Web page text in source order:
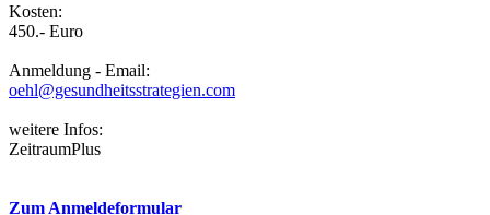
Kosten:
450.- Euro
Anmeldung - Email:
oehl@gesundheitsstrategien.com
weitere Infos:
ZeitraumPlus
Zum Anmeldeformular